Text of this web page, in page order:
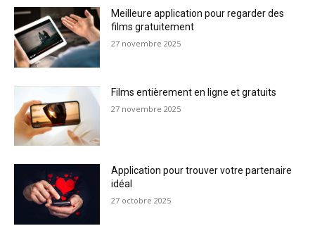
Meilleure application pour regarder des
films gratuitement
27 novembre 2025
Films entièrement en ligne et gratuits
27 novembre 2025
Application pour trouver votre partenaire
idéal
27 octobre 2025